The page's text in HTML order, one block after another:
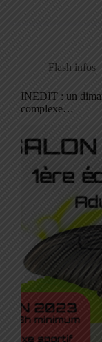
Flash infos
INEDIT : un
complexe…